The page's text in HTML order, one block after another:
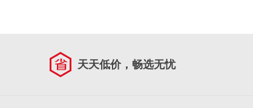
天天低价，畅选无忧